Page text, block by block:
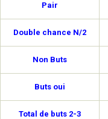
Pair
Double chance N/2
Non Buts
Buts oui
Total de buts 2-3